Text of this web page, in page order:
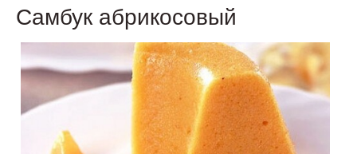
Самбук абрикосовый